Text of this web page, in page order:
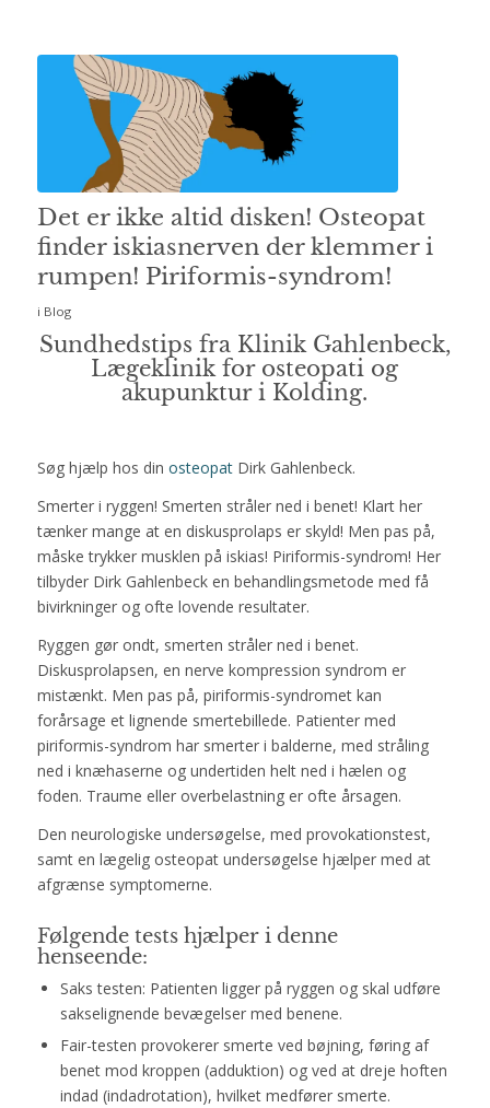
Det er ikke altid disken! Osteopat
finder iskiasnerven der klemmer i
rumpen! Piriformis-syndrom!
i Blog
Sundhedstips fra Klinik Gahlenbeck,
Lægeklinik for osteopati og
akupunktur i Kolding.
Søg hjælp hos din osteopatDirk Gahlenbeck.
Smerter i ryggen! Smerten stråler ned i benet! Klart her
tænker mange at en diskusprolaps er skyld! Men pas på,
måske trykker musklen på iskias! Piriformis-syndrom! Her
tilbyder Dirk Gahlenbeck en behandlingsmetode med få
bivirkninger og ofte lovende resultater.
Ryggen gør ondt, smerten stråler ned i benet.
Diskusprolapsen, en nerve kompression syndrom er
mistænkt. Men pas på, piriformis-syndromet kan
forårsage et lignende smertebillede. Patienter med
piriformis-syndrom har smerter i balderne, med stråling
ned i knæhaserne og undertiden helt ned i hælen og
foden. Traume eller overbelastning er ofte årsagen.
Den neurologiske undersøgelse, med provokationstest,
samt en lægelig osteopat undersøgelse hjælper med at
afgrænse symptomerne.
Følgende tests hjælper i denne
henseende:
Saks testen: Patienten ligger på ryggen og skal udføre
sakselignende bevægelser med benene.
Fair-testen provokerer smerte ved bøjning, føring af
benet mod kroppen (adduktion) og ved at dreje hoften
indad (indadrotation), hvilket medfører smerte.